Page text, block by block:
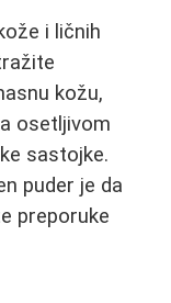
i ličnih
kožu,
osetljivom
sastojke.
puder je da
preporuke